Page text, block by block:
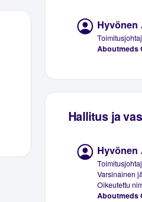
Hyvönen
Aboutmeds
Hallitus ja
Hyvönen
Varsinainen
Oikeutettu
Aboutmeds